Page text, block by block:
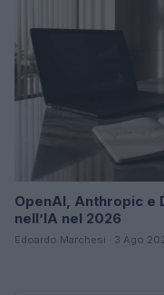
OpenAI, Anthropic e
nell’IA nel 2026
Edoardo Marchesi · 3 Ago